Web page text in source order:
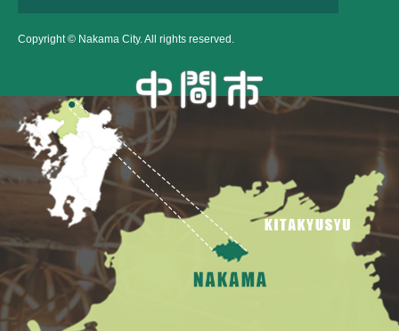
Copyright © Nakama City. All rights reserved.